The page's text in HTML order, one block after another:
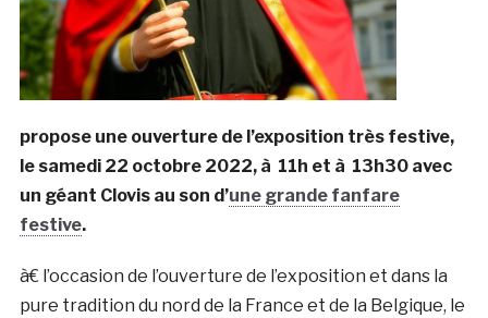
propose une ouverture de l’exposition très festive,
le samedi 22 octobre 2022, à 11h et à 13h30 avec
un géant Clovis au son d’une grande fanfare
festive.
à€ l’occasion de l’ouverture de l’exposition et dans la
pure tradition du nord de la France et de la Belgique, le